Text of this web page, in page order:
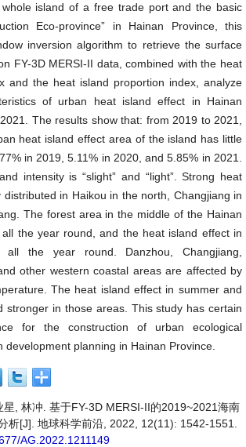
island of a free trade port and the basic
Eco-province” in Hainan Province, this
inversion algorithm to retrieve the surface
FY-3D MERSI-II data, combined with the heat
and the heat island proportion index, analyze
of urban heat island effect in Hainan
The results show that: from 2019 to 2021,
heat island effect area of the island has little
in 2019, 5.11% in 2020, and 5.85% in 2021.
intensity is “slight” and “light”. Strong heat
distributed in Haikou in the north, Changjiang in
The forest area in the middle of the Hainan
the year round, and the heat island effect in
all the year round. Danzhou, Changjiang,
other western coastal areas are affected by
The heat island effect in summer and
stronger in those areas. This study has certain
for the construction of urban ecological
development planning in Hainan Province.
星, 林冲. 基于FY-3D MERSI-II的2019~2021海南
析[J]. 地球科学前沿, 2022, 12(11): 1542-1551.
AG.2022.1211149